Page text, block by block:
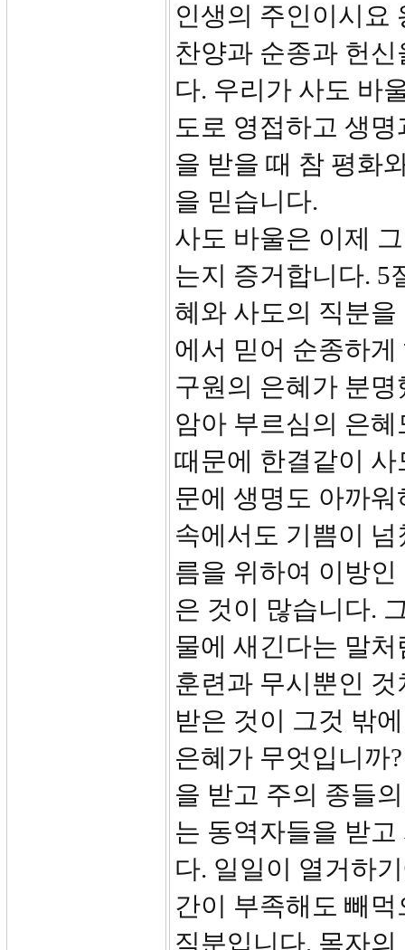
인생의 주인이시요
찬양과 순종과 헌
다. 우리가 사도 바
도로 영접하고 생
을 받을 때 참 평화
을 믿습니다.
사도 바울은 이제
는지 증거합니다. 5
혜와 사도의 직분
에서 믿어 순종하
구원의 은혜가 분
암아 부르심의 은
때문에 한결같이
문에 생명도 아까
속에서도 기쁨이
름을 위하여 이방
은 것이 많습니다.
물에 새긴다는 말
훈련과 무시뿐인
받은 것이 그것 밖
은혜가 무엇입니까
을 받고 주의 종들
는 동역자들을 받
다. 일일이 열거하
간이 부족해도 빼
직분입니다. 목자